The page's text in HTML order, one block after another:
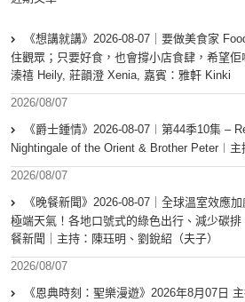
《想講就講》2026-08-07｜要做美食家
住觀眾；只要好食，也會撐小店食肆，希望
溱禧 Heily, 莊韻澄 Xenia, 嘉賓：雅軒 Kinki
2026/08/07
《爵士鍾情》2026-08-07︱第44季10集 –
Nightingale of the Orient & Brother Peter︱
2026/08/07
《晚餐新聞》2026-08-07｜全球溫室效應
極端天氣！各地口號式的綠色出行、減少碳
餐新聞｜主持：陳珏明、劉銳紹（夫子）
2026/08/07
《恩典時刻：聖樂漫遊》2026年8月07日